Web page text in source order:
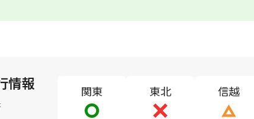
情報 関東 東北 信越